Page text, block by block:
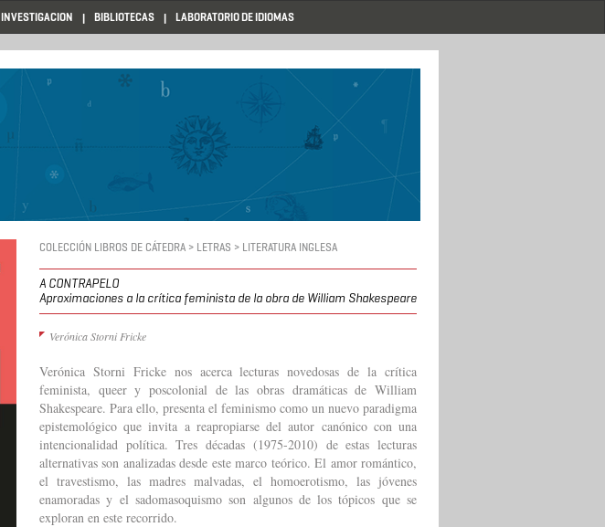
INVESTIGACION BIBLIOTECAS LABORATORIO DE IDIOMAS
COLECCIÓN LIBROS DE CÁTEDRA > LETRAS > LITERATURA INGLESA
A CONTRAPELO
Aproximaciones a la crítica feminista de la obra de William Shakespeare
Verónica Storni Fricke
Verónica Storni Fricke nos acerca lecturas novedosas de la crítica
feminista, queer y poscolonial de las obras dramáticas de William
Shakespeare. Para ello, presenta el feminismo como un nuevo paradigma
epistemológico que invita a reapropiarse del autor canónico con una
intencionalidad política. Tres décadas (1975-2010) de estas lecturas
alternativas son analizadas desde este marco teórico. El amor romántico,
el travestismo, las madres malvadas, el homoerotismo, las jóvenes
enamoradas y el sadomasoquismo son algunos de los tópicos que se
exploran en este recorrido.